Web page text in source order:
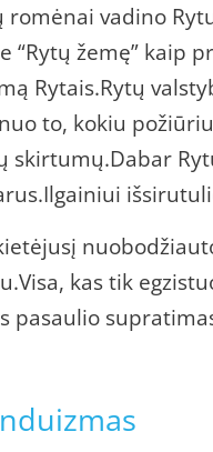
vadino
žemę” kaip
Rytais.Rytų
to, kokiu
kas tik
pasaulio